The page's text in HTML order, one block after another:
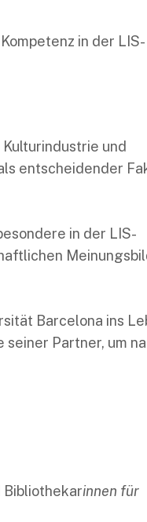
in der LIS-
und
entscheidender
in der LIS-
Barcelona ins
Partner, um
innen für